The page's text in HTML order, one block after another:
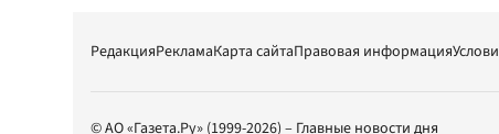
РедакцияРекламаКарта сайтаПравовая информация
© АО «Газета.Ру» (1999-2026) – Главные новости дня